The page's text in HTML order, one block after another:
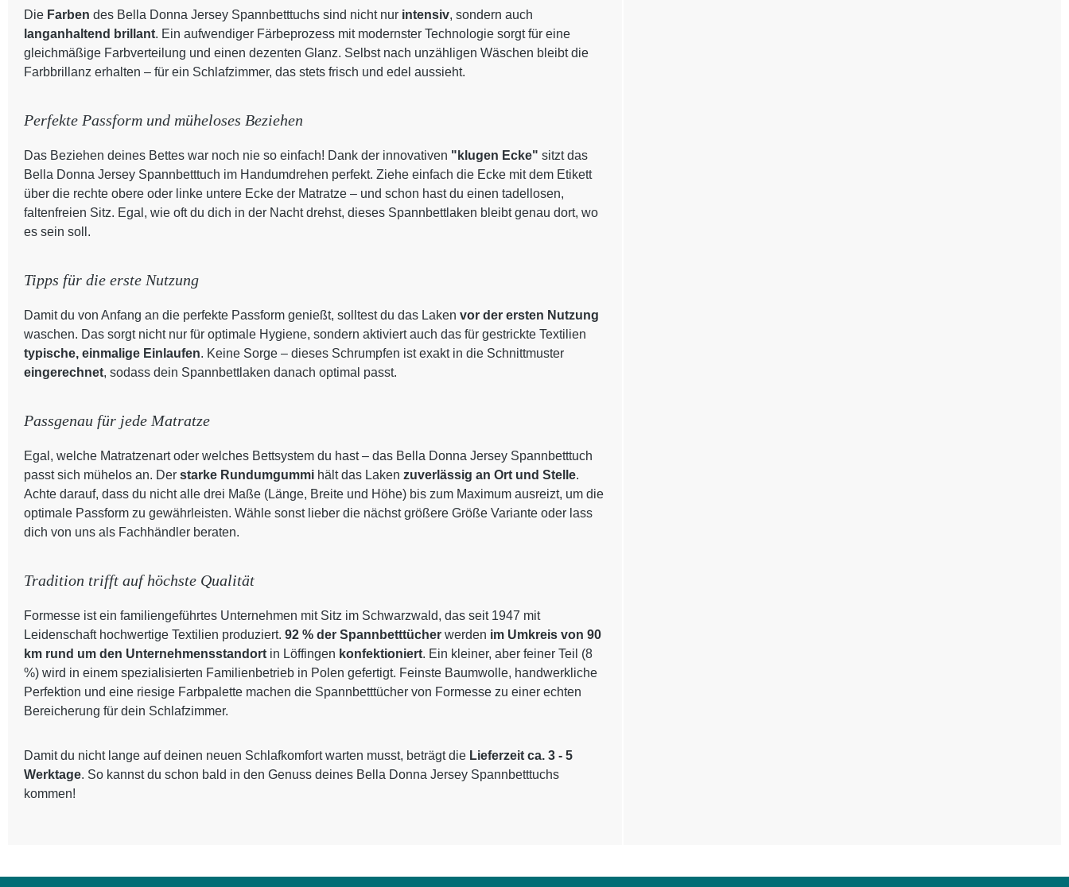
Die Farben des Bella Donna Jersey Spannbetttuchs sind nicht nur intensiv, sondern auch
langanhaltend brillant. Ein aufwendiger Färbeprozess mit modernster Technologie sorgt für eine
gleichmäßige Farbverteilung und einen dezenten Glanz. Selbst nach unzähligen Wäschen bleibt die
Farbbrillanz erhalten – für ein Schlafzimmer, das stets frisch und edel aussieht.
Perfekte Passform und müheloses Beziehen
Das Beziehen deines Bettes war noch nie so einfach! Dank der innovativen "klugen Ecke" sitzt das
Bella Donna Jersey Spannbetttuch im Handumdrehen perfekt. Ziehe einfach die Ecke mit dem Etikett
über die rechte obere oder linke untere Ecke der Matratze – und schon hast du einen tadellosen,
faltenfreien Sitz. Egal, wie oft du dich in der Nacht drehst, dieses Spannbettlaken bleibt genau dort, wo
es sein soll.
Tipps für die erste Nutzung
Damit du von Anfang an die perfekte Passform genießt, solltest du das Laken vor der ersten Nutzung
waschen. Das sorgt nicht nur für optimale Hygiene, sondern aktiviert auch das für gestrickte Textilien
typische, einmalige Einlaufen. Keine Sorge – dieses Schrumpfen ist exakt in die Schnittmuster
eingerechnet, sodass dein Spannbettlaken danach optimal passt.
Passgenau für jede Matratze
Egal, welche Matratzenart oder welches Bettsystem du hast – das Bella Donna Jersey Spannbetttuch
passt sich mühelos an. Der starke Rundumgummi hält das Laken zuverlässig an Ort und Stelle.
Achte darauf, dass du nicht alle drei Maße (Länge, Breite und Höhe) bis zum Maximum ausreizt, um die
optimale Passform zu gewährleisten. Wähle sonst lieber die nächst größere Größe Variante oder lass
dich von uns als Fachhändler beraten.
Tradition trifft auf höchste Qualität
Formesse ist ein familiengeführtes Unternehmen mit Sitz im Schwarzwald, das seit 1947 mit
Leidenschaft hochwertige Textilien produziert. 92 % der Spannbetttücher werden im Umkreis von 90
km rund um den Unternehmensstandort in Löffingen konfektioniert. Ein kleiner, aber feiner Teil (8
%) wird in einem spezialisierten Familienbetrieb in Polen gefertigt. Feinste Baumwolle, handwerkliche
Perfektion und eine riesige Farbpalette machen die Spannbetttücher von Formesse zu einer echten
Bereicherung für dein Schlafzimmer.
Damit du nicht lange auf deinen neuen Schlafkomfort warten musst, beträgt die Lieferzeit ca. 3 - 5
Werktage. So kannst du schon bald in den Genuss deines Bella Donna Jersey Spannbetttuchs
kommen!